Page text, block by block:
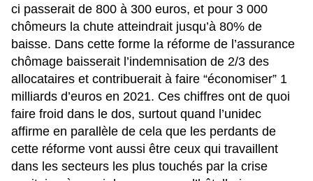
ci passerait de 800 à 300 euros, et pour 3 000
chômeurs la chute atteindrait jusqu’à 80% de
baisse. Dans cette forme la réforme de l’assurance
chômage baisserait l’indemnisation de 2/3 des
allocataires et contribuerait à faire “économiser” 1
milliards d’euros en 2021. Ces chiffres ont de quoi
faire froid dans le dos, surtout quand l’unidec
affirme en parallèle de cela que les perdants de
cette réforme vont aussi être ceux qui travaillent
dans les secteurs les plus touchés par la crise